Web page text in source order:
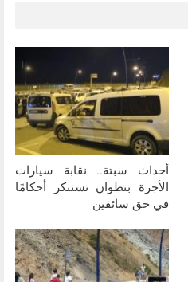
أحداث سبتة.. نقابة سيارات
الأجرة بتطوان تستنكر أحكامًا
في حق سائقين